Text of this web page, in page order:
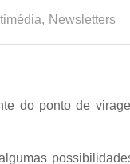
, Newsletters
do ponto de